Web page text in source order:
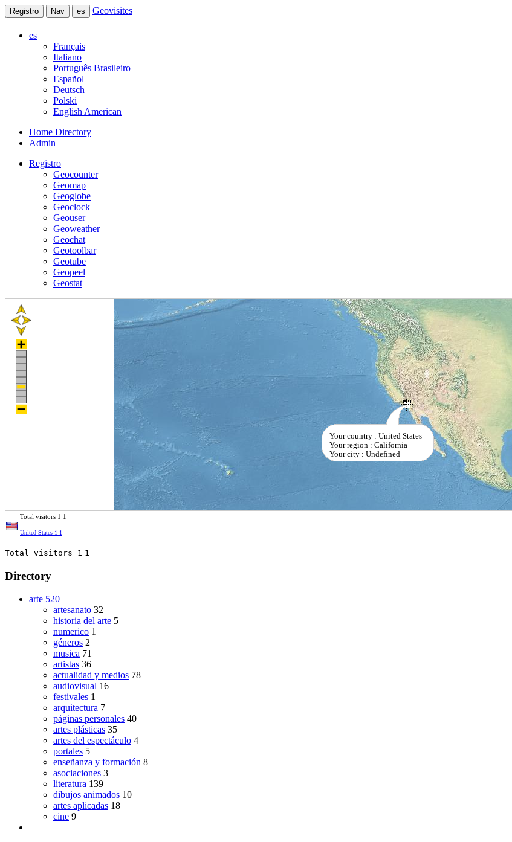
Registro Nav es Geovisites
es
Français
Italiano
Português Brasileiro
Español
Deutsch
Polski
English American
Home Directory
Admin
Registro
Geocounter
Geomap
Geoglobe
Geoclock
Geouser
Geoweather
Geochat
Geotoolbar
Geotube
Geopeel
Geostat
Your country : United States
Your region : California
Your city : Undefined
Total visitors 1 1
United States 1 1
Total visitors 1 1
Directory
arte 520
artesanato 32
historia del arte 5
numerico 1
géneros 2
musica 71
artistas 36
actualidad y medios 78
audiovisual 16
festivales 1
arquitectura 7
páginas personales 40
artes plásticas 35
artes del espectáculo 4
portales 5
enseñanza y formación 8
asociaciones 3
literatura 139
dibujos animados 10
artes aplicadas 18
cine 9